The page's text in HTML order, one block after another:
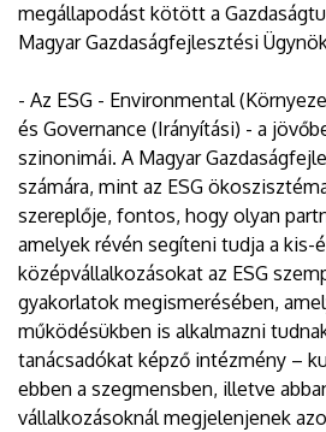
megállapodást kötött a
Magyar Gazdaságfejlesztési
- Az ESG - Environmental
és Governance (Irányítási) - a
szinonimái. A Magyar
számára, mint az ESG
szereplője, fontos, hogy olyan
amelyek révén segíteni tudja a kis-
középvállalkozásokat az ESG
gyakorlatok megismerésében,
működésükben is alkalmazni
tanácsadókat képző intézmény –
ebben a szegmensben, illetve
vállalkozásoknál megjelenjenek